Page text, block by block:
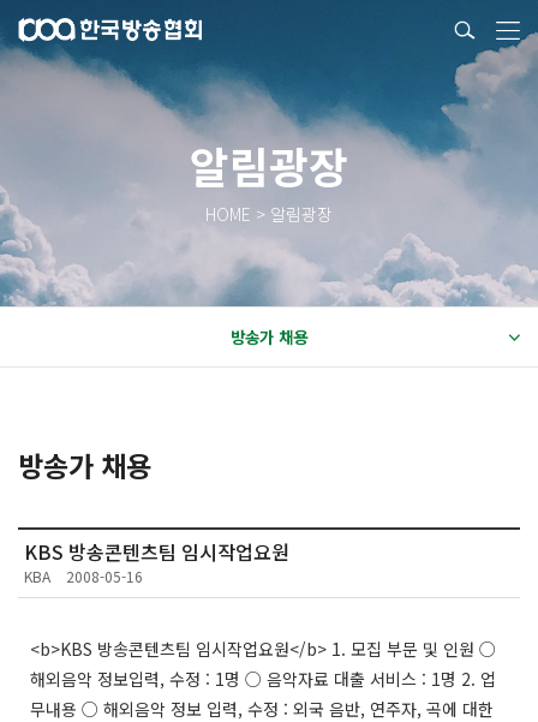
알림광장
HOME > 알림광장
방송가 채용
방송가 채용
KBS 방송콘텐츠팀 임시작업요원
KBA 2008-05-16
<b>KBS 방송콘텐츠팀 임시작업요원</b> 1. 모집 부문 및 인원 ○
해외음악 정보입력, 수정 : 1명 ○ 음악자료 대출 서비스 : 1명 2. 업
무내용 ○ 해외음악 정보 입력, 수정 : 외국 음반, 연주자, 곡에 대한